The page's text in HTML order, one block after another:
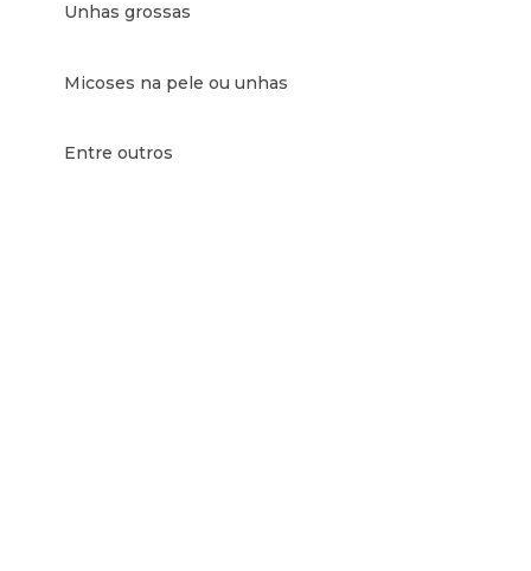
Unhas grossas
Micoses na pele ou unhas
Entre outros